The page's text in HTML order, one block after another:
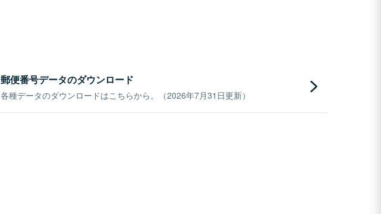
郵便番号データのダウンロード
各種データのダウンロードはこちらから。（2026年7月31日更新）